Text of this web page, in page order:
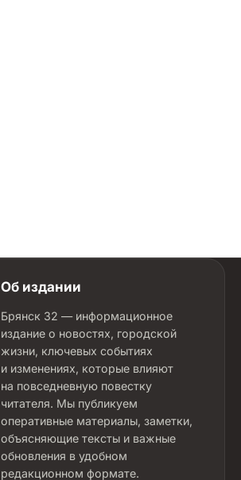
Об издании
Брянск 32 — информационное
издание о новостях, городской
жизни, ключевых событиях
и изменениях, которые влияют
на повседневную повестку
читателя. Мы публикуем
оперативные материалы, заметки,
объясняющие тексты и важные
обновления в удобном
редакционном формате.